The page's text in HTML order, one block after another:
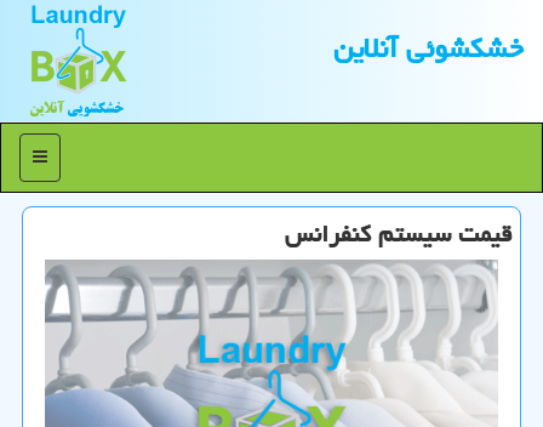
خشكشوئی آنلاین
منو
قیمت سیستم كنفرانس